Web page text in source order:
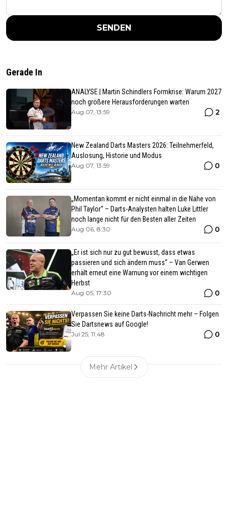
SENDEN
Gerade In
ANALYSE | Martin Schindlers Formkrise: Warum 2027
noch größere Herausforderungen warten
Aug 07, 13:59 2
New Zealand Darts Masters 2026: Teilnehmerfeld,
Auslosung, Historie und Modus
Aug 07, 13:59 0
„Momentan kommt er nicht einmal in die Nähe von
Phil Taylor“ – Darts-Analysten halten Luke Littler
noch lange nicht für den Besten aller Zeiten
Aug 06, 8:30 0
„Er ist sich nur zu gut bewusst, dass etwas
passieren und sich ändern muss“ – Van Gerwen
erhält erneut eine Warnung vor einem wichtigen
Herbst
Aug 05, 17:30 0
Verpassen Sie keine Darts-Nachricht mehr – Folgen
Sie Dartsnews auf Google!
Jul 25, 11:48 0
Mehr Artikel